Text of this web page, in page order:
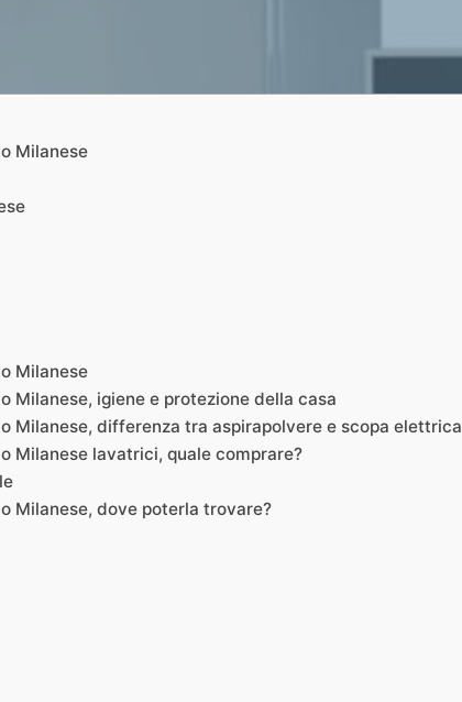
Milanese
Milanese
Milanese, igiene e protezione della casa
Milanese, differenza tra aspirapolvere e scopa elettrica
Milanese lavatrici, quale comprare?
Milanese, dove poterla trovare?